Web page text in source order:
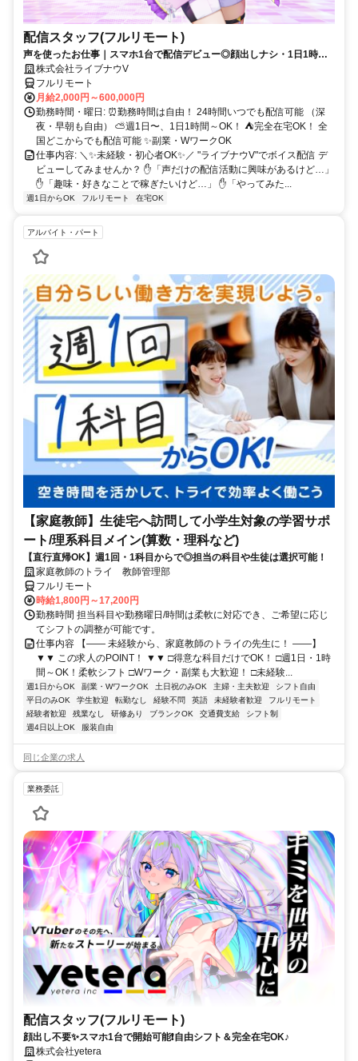
配信スタッフ(フルリモート)
声を使ったお仕事｜スマホ1台で配信デビュー◎顔出しナシ・1日1時間
～OK♪
株式会社ライブナウV
フルリモート
月給2,000円～600,000円
勤務時間・曜日: ⏰勤務時間は自由！ 24時間いつでも配信可能 （深
夜・早朝も自由） ⛅週1日〜、1日1時間～OK！ ⛺完全在宅OK！ 全
国どこからでも配信可能 ✨副業・WワークOK
仕事内容: ＼✨未経験・初心者OK✨／ "ライブナウV"でボイス配信 デ
ビューしてみませんか？ ✋「声だけの配信活動に興味があるけど…」
✋「趣味・好きなことで稼ぎたいけど…」 ✋「やってみた...
週1日からOK フルリモート 在宅OK
アルバイト・パート
【家庭教師】生徒宅へ訪問して小学生対象の学習サポ
ート/理系科目メイン(算数・理科など)
【直行直帰OK】週1回・1科目からで◎担当の科目や生徒は選択可能！
家庭教師のトライ 教師管理部
フルリモート
時給1,800円～17,200円
勤務時間 担当科目や勤務曜日/時間は柔軟に対応でき、ご希望に応じ
てシフトの調整が可能です。
仕事内容 【―― 未経験から、家庭教師のトライの先生に！ ――】
▼▼ この求人のPOINT！ ▼▼ □得意な科目だけでOK！ □週1日・1時
間～OK！柔軟シフト □Wワーク・副業も大歓迎！ □未経験...
週1日からOK 副業・WワークOK 土日祝のみOK 主婦・主夫歓迎
シフト自由
平日のみOK
学生歓迎 転勤なし 経験不問 英語 未経験者歓迎
フルリモート
経験者歓迎
残業なし 研修あり ブランクOK 交通費支給
シフト制
週4日以上OK
服装自由
同じ企業の求人
業務委託
配信スタッフ(フルリモート)
顔出し不要✨スマホ1台で開始可能❗自由シフト＆完全在宅OK♪
株式会社yetera